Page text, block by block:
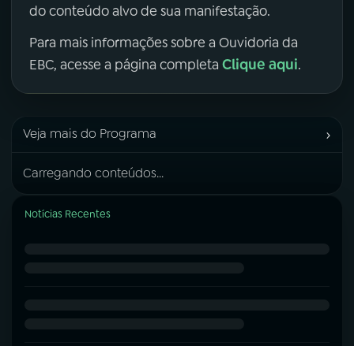
do conteúdo alvo de sua manifestação.
Para mais informações sobre a Ouvidoria da
EBC, acesse a página completa Clique aqui.
Veja mais do Programa ›
Carregando conteúdos...
Notícias Recentes